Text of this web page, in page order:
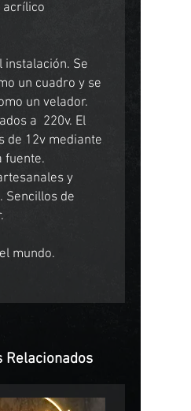
acrílico
instalación. Se
un cuadro y se
un velador.
a 220v. El
de 12v mediante
fuente.
y
Sencillos de
mundo.
Relacionados